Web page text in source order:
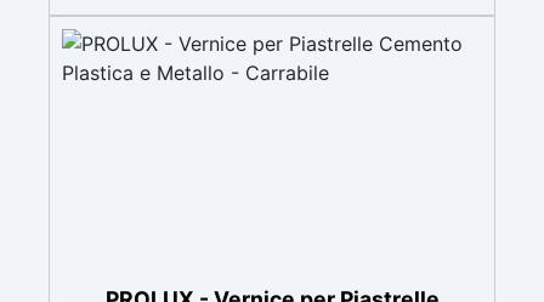
su superfici difficili anche verticali. Riempie
crepe e irregolarità del pavimento.
Rinnovandolo con una sola passata. 🔹 Senza
giorno successivo